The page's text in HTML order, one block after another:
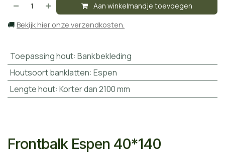
Aan winkelmandje toevoegen
🚚 Bekijk hier onze verzendkosten.
Toepassing hout: Bankbekleding
Houtsoort banklatten: Espen
Lengte hout: Korter dan 2100 mm
Frontbalk Espen 40*140